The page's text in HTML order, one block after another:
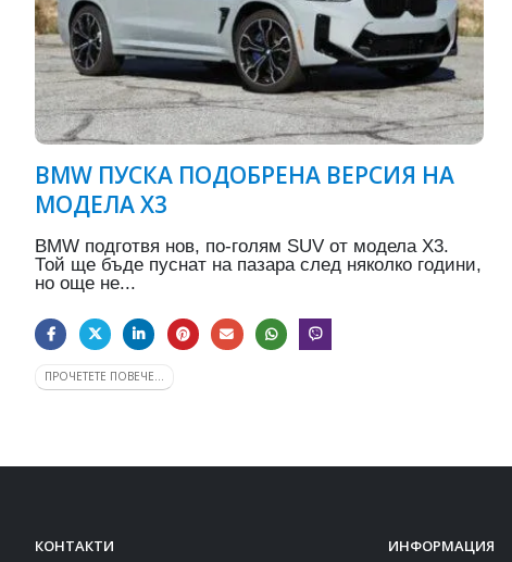
BMW ПУСКА ПОДОБРЕНА ВЕРСИЯ НА
МОДЕЛА X3
BMW подготвя нов, по-голям SUV от модела X3.
Той ще бъде пуснат на пазара след няколко години,
но още не...
ПРОЧЕТЕТЕ ПОВЕЧЕ...
КОНТАКТИ ИНФОРМАЦИЯ